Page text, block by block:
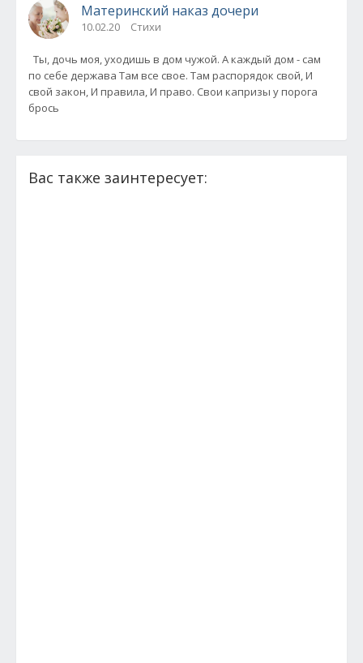
Материнский наказ дочери
10.02.20 Стихи
Ты, дочь моя, уходишь в дом чужой. А каждый дом - сам
по себе держава Там все свое. Там распорядок свой, И
свой закон, И правила, И право. Свои капризы у порога
брось
Вас также заинтересует: